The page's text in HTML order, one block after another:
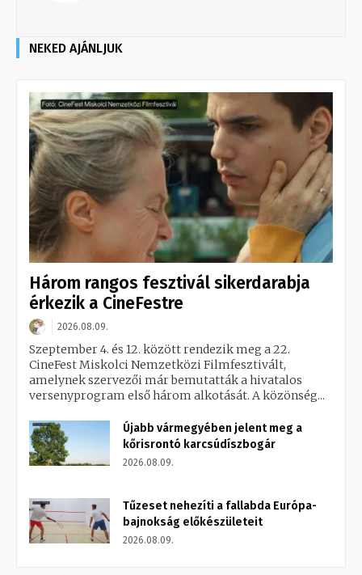
NEKED AJÁNLJUK
Három rangos fesztivál sikerdarabja
érkezik a CineFestre
2026.08.09.
Szeptember 4. és 12. között rendezik meg a 22.
CineFest Miskolci Nemzetközi Filmfesztivált,
amelynek szervezői már bemutatták a hivatalos
versenyprogram első három alkotását. A közönség...
Újabb vármegyében jelent meg a
kőrisrontó karcsúdíszbogár
2026.08.09.
Tűzeset nehezíti a fallabda Európa-
bajnokság előkészületeit
2026.08.09.